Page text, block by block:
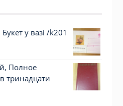
у вазі /k201
Полное
тринадцати